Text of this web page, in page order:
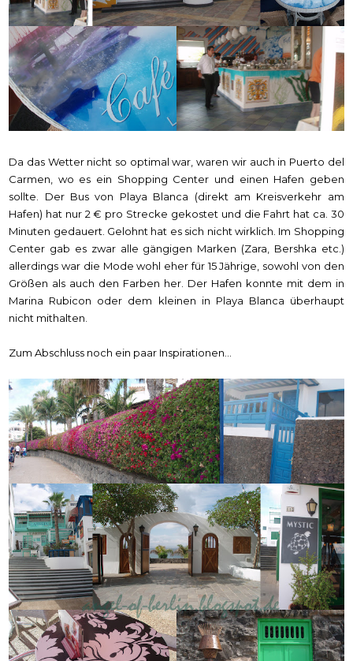
Da das Wetter nicht so optimal war, waren wir auch in Puerto del
Carmen, wo es ein Shopping Center und einen Hafen geben
sollte. Der Bus von Playa Blanca (direkt am Kreisverkehr am
Hafen) hat nur 2 € pro Strecke gekostet und die Fahrt hat ca. 30
Minuten gedauert. Gelohnt hat es sich nicht wirklich. Im Shopping
Center gab es zwar alle gängigen Marken (Zara, Bershka etc.)
allerdings war die Mode wohl eher für 15 Jährige, sowohl von den
Größen als auch den Farben her. Der Hafen konnte mit dem in
Marina Rubicon oder dem kleinen in Playa Blanca überhaupt
nicht mithalten.
Zum Abschluss noch ein paar Inspirationen...